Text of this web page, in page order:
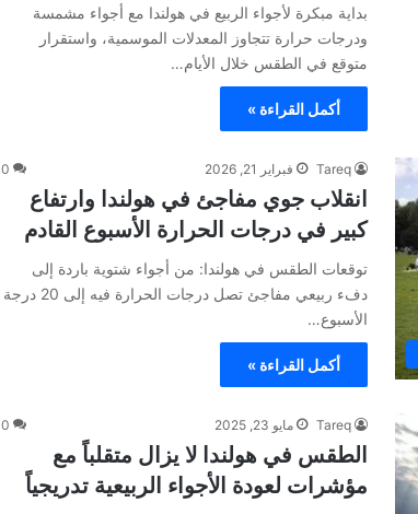
بداية مبكرة لأجواء الربيع في هولندا مع أجواء مشمسة
ودرجات حرارة تتجاوز المعدلات الموسمية، واستقرار
متوقع في الطقس خلال الأيام…
أكمل القراءة »
Tareq فبراير 21, 2026 0
انقلاب جوي مفاجئ في هولندا وارتفاع
كبير في درجات الحرارة الأسبوع القادم
توقعات الطقس في هولندا: من أجواء شتوية باردة إلى
دفء ربيعي مفاجئ تصل درجات الحرارة فيه إلى 20 درجة
الأسبوع…
أكمل القراءة »
Tareq مايو 23, 2025 0
الطقس في هولندا لا يزال متقلباً مع
مؤشرات لعودة الأجواء الربيعية تدريجياً